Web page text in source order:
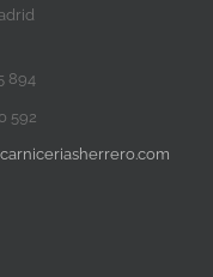
894
592